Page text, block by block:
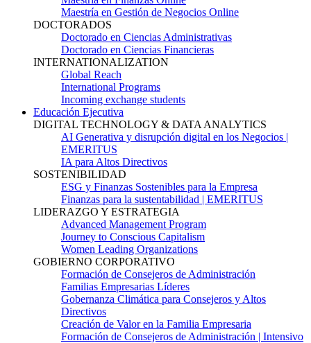
Maestría en Gestión de Negocios Online
DOCTORADOS
Doctorado en Ciencias Administrativas
Doctorado en Ciencias Financieras
INTERNATIONALIZATION
Global Reach
International Programs
Incoming exchange students
Educación Ejecutiva
DIGITAL TECHNOLOGY & DATA ANALYTICS
AI Generativa y disrupción digital en los Negocios |
EMERITUS
IA para Altos Directivos
SOSTENIBILIDAD
ESG y Finanzas Sostenibles para la Empresa
Finanzas para la sustentabilidad | EMERITUS
LIDERAZGO Y ESTRATEGIA
Advanced Management Program
Journey to Conscious Capitalism
Women Leading Organizations
GOBIERNO CORPORATIVO
Formación de Consejeros de Administración
Familias Empresarias Líderes
Gobernanza Climática para Consejeros y Altos
Directivos
Creación de Valor en la Familia Empresaria
Formación de Consejeros de Administración | Intensivo